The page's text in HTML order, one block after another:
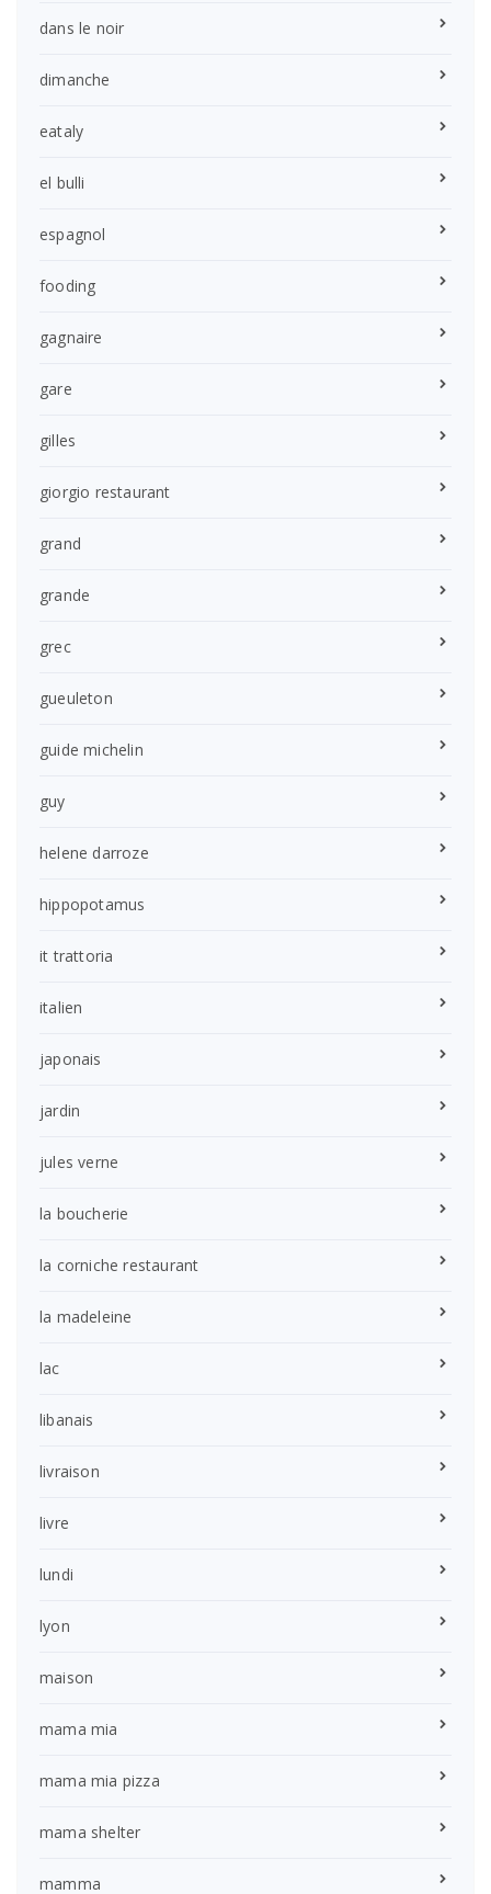
dans le noir
dimanche
eataly
el bulli
espagnol
fooding
gagnaire
gare
gilles
giorgio restaurant
grand
grande
grec
gueuleton
guide michelin
guy
helene darroze
hippopotamus
it trattoria
italien
japonais
jardin
jules verne
la boucherie
la corniche restaurant
la madeleine
lac
libanais
livraison
livre
lundi
lyon
maison
mama mia
mama mia pizza
mama shelter
mamma